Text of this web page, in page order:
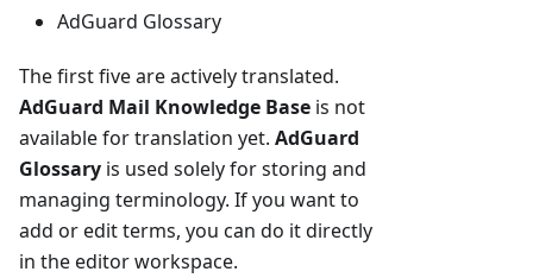
AdGuard Glossary
The first five are actively translated.
AdGuard Mail Knowledge Base is not
available for translation yet. AdGuard
Glossary is used solely for storing and
managing terminology. If you want to
add or edit terms, you can do it directly
in the editor workspace.